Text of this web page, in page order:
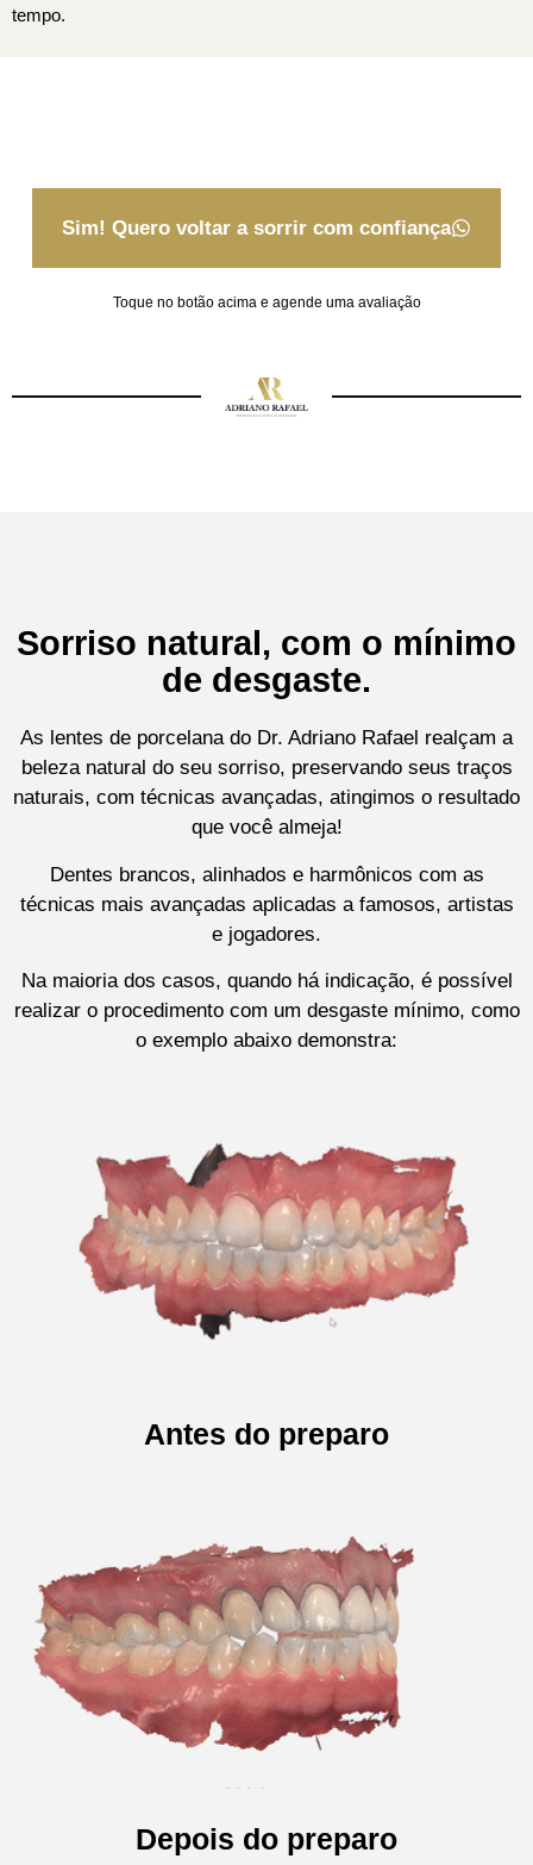
tempo.
Sim! Quero voltar a sorrir com confiança
Toque no botão acima e agende uma avaliação
Sorriso natural, com o mínimo
de desgaste.
As lentes de porcelana do Dr. Adriano Rafael realçam a
beleza natural do seu sorriso, preservando seus traços
naturais, com técnicas avançadas, atingimos o resultado
que você almeja!
Dentes brancos, alinhados e harmônicos com as
técnicas mais avançadas aplicadas a famosos, artistas
e jogadores.
Na maioria dos casos, quando há indicação, é possível
realizar o procedimento com um desgaste mínimo, como
o exemplo abaixo demonstra:
Antes do preparo
Depois do preparo